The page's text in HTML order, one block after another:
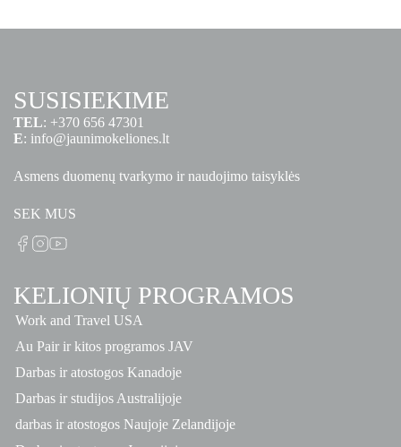
SUSISIEKIME
TEL: +370 656 47301
E: info@jaunimokeliones.lt
Asmens duomenų tvarkymo ir naudojimo taisyklės
SEK MUS
KELIONIŲ PROGRAMOS
Work and Travel USA
Au Pair ir kitos programos JAV
Darbas ir atostogos Kanadoje
Darbas ir studijos Australijoje
darbas ir atostogos Naujoje Zelandijoje